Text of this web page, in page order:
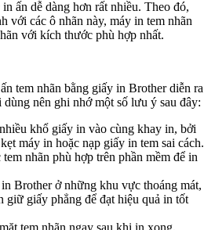
ấn dễ dàng hơn rất nhiều. Theo đó,
với các ô nhãn này, máy in tem nhãn
với kích thước phù hợp nhất.
tem nhãn bằng giấy in Brother diễn ra
nên ghi nhớ một số lưu ý sau đây:
khổ giấy in vào cùng khay in, bởi
máy in hoặc nạp giấy in tem sai cách.
nhãn phù hợp trên phần mềm để in
Brother ở những khu vực thoáng mát,
giữ giấy phẳng để đạt hiệu quả in tốt
tem nhãn ngay sau khi in xong.